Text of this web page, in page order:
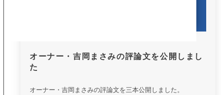
オーナー・吉岡まさみの評論文を公開しまし
た
オーナー・吉岡まさみの評論文を三本公開しました。